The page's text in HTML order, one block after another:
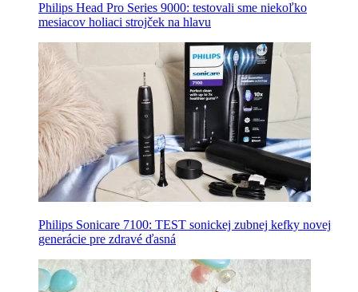
Philips Head Pro Series 9000: testovali sme niekoľko
mesiacov holiaci strojček na hlavu
Philips Sonicare 7100: TEST sonickej zubnej kefky novej
generácie pre zdravé ďasná